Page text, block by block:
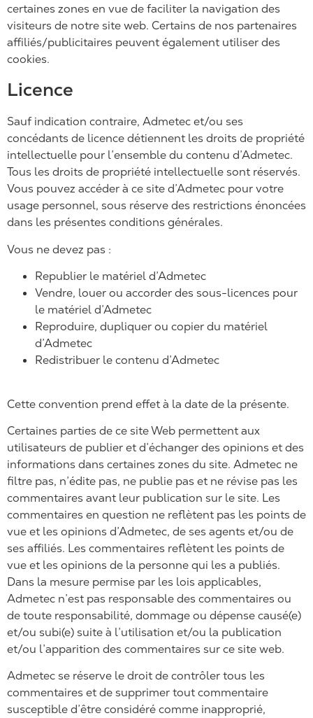
certaines zones en vue de faciliter la navigation des
visiteurs de notre site web. Certains de nos partenaires
affiliés/publicitaires peuvent également utiliser des
cookies.
Licence
Sauf indication contraire, Admetec et/ou ses
concédants de licence détiennent les droits de propriété
intellectuelle pour l’ensemble du contenu d’Admetec.
Tous les droits de propriété intellectuelle sont réservés.
Vous pouvez accéder à ce site d’Admetec pour votre
usage personnel, sous réserve des restrictions énoncées
dans les présentes conditions générales.
Vous ne devez pas :
Republier le matériel d’Admetec
Vendre, louer ou accorder des sous-licences pour
le matériel d’Admetec
Reproduire, dupliquer ou copier du matériel
d’Admetec
Redistribuer le contenu d’Admetec
Cette convention prend effet à la date de la présente.
Certaines parties de ce site Web permettent aux
utilisateurs de publier et d’échanger des opinions et des
informations dans certaines zones du site. Admetec ne
filtre pas, n’édite pas, ne publie pas et ne révise pas les
commentaires avant leur publication sur le site. Les
commentaires en question ne reflètent pas les points de
vue et les opinions d’Admetec, de ses agents et/ou de
ses affiliés. Les commentaires reflètent les points de
vue et les opinions de la personne qui les a publiés.
Dans la mesure permise par les lois applicables,
Admetec n’est pas responsable des commentaires ou
de toute responsabilité, dommage ou dépense causé(e)
et/ou subi(e) suite à l’utilisation et/ou la publication
et/ou l’apparition des commentaires sur ce site web.
Admetec se réserve le droit de contrôler tous les
commentaires et de supprimer tout commentaire
susceptible d’être considéré comme inapproprié,